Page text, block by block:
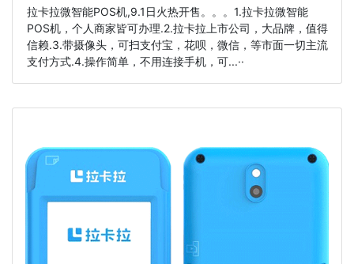
拉卡拉微智能POS机,9.1日火热开售。。。1.拉卡拉微智能
POS机，个人商家皆可办理.2.拉卡拉上市公司，大品牌，值得
信赖.3.带摄像头，可扫支付宝，花呗，微信，等市面一切主流
支付方式.4.操作简单，不用连接手机，可...··